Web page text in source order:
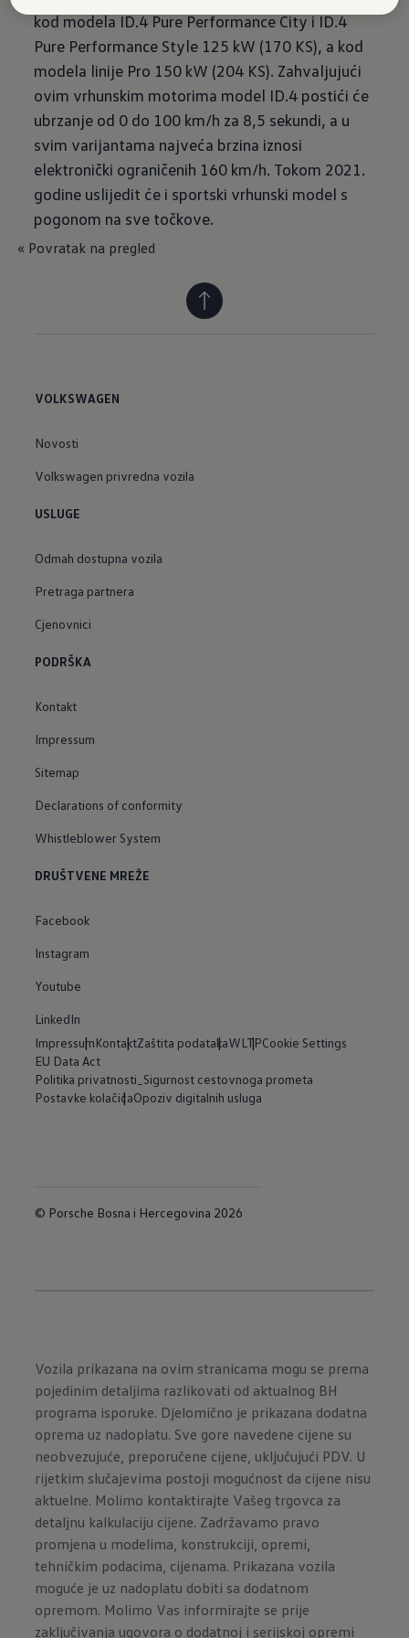
kod modela ID.4 Pure Performance City i ID.4
Pure Performance Style 125 kW (170 KS), a kod
modela linije Pro 150 kW (204 KS). Zahvaljujući
ovim vrhunskim motorima model ID.4 postići će
ubrzanje od 0 do 100 km/h za 8,5 sekundi, a u
svim varijantama najveća brzina iznosi
elektronički ograničenih 160 km/h. Tokom 2021.
godine uslijedit će i sportski vrhunski model s
pogonom na sve točkove.
« Povratak na pregled
VOLKSWAGEN
Novosti
Volkswagen privredna vozila
USLUGE
Odmah dostupna vozila
Pretraga partnera
Cjenovnici
PODRŠKA
Kontakt
Impressum
Sitemap
Declarations of conformity
Whistleblower System
DRUŠTVENE MREŽE
Facebook
Instagram
Youtube
LinkedIn
ImpressumKontaktZaštita podatakaWLTPCookie Settings
EU Data Act
Politika privatnosti_Sigurnost cestovnoga prometa
Postavke kolačićaOpoziv digitalnih usluga
© Porsche Bosna i Hercegovina 2026
Vozila prikazana na ovim stranicama mogu se prema
pojedinim detaljima razlikovati od aktualnog BH
programa isporuke. Djelomično je prikazana dodatna
oprema uz nadoplatu. Sve gore navedene cijene su
neobvezujuće, preporučene cijene, uključujući PDV. U
rijetkim slučajevima postoji mogućnost da cijene nisu
aktuelne. Molimo kontaktirajte Vašeg trgovca za
detaljnu kalkulaciju cijene. Zadržavamo pravo
promjena u modelima, konstrukciji, opremi,
tehničkim podacima, cijenama. Prikazana vozila
moguće je uz nadoplatu dobiti sa dodatnom
opremom. Molimo Vas informirajte se prije
zaključivanja ugovora o dodatnoj i serijskoj opremi